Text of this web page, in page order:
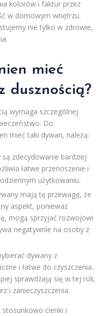
kolorów i faktur przez
w domowym wnętrzu.
nie tylko w zdrowie,
mieć
dusznością?
wymaga szczególnej
Do
mieć taki dywan, należą:
są zdecydowanie bardziej
łatwe przenoszenie i
użytkowaniu.
mają tę przewagę, że
aspekt, ponieważ
mogą sprzyjać rozwojowi
negatywnie na osoby z
dywany z
i łatwe do czyszczenia.
sprawdzają się w tej roli,
i zanieczyszczenia.
cienki i